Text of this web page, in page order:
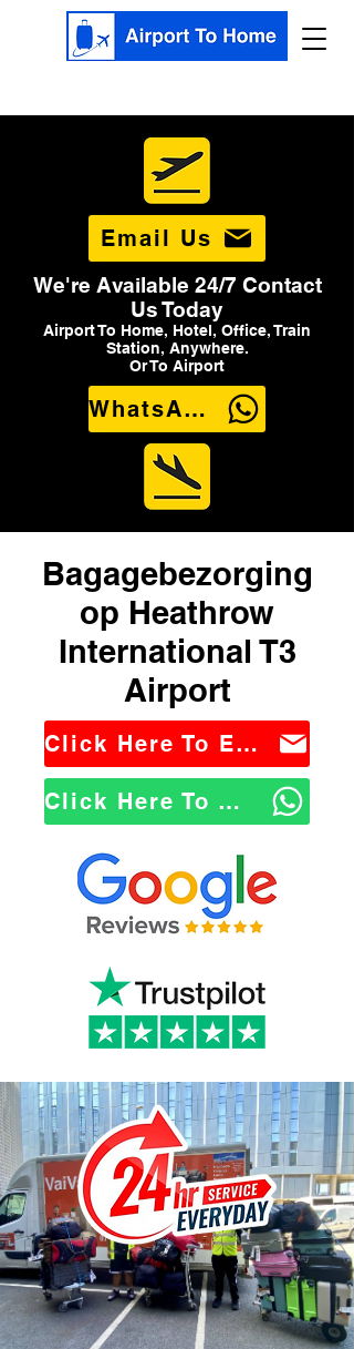
Email Us
We're Available 24/7 Contact
Us Today
Airport To Home, Hotel, Office, Train
Station, Anywhere.
Or To Airport
WhatsApp Us
Bagagebezorging
op Heathrow
International T3
Airport
Click Here To Email Us
Click Here To WhatsApp Us